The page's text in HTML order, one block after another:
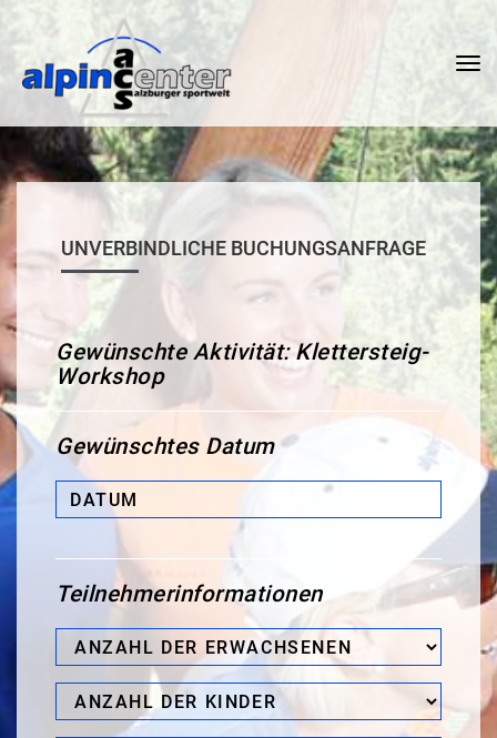
UNVERBINDLICHE BUCHUNGSANFRAGE
Gewünschte Aktivität: Klettersteig-
Workshop
Gewünschtes Datum
Datum:
Teilnehmerinformationen
Anzahl
der
Erwachsenen*
Anzahl
der